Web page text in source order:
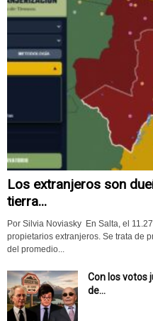
Los extranjeros son
tierra...
Por Silvia Noviasky En Salta, el
propietarios extranjeros. Se trata de
del promedio...
Con los votos
de...